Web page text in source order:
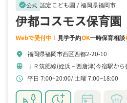
verified公式 認定こども園 /福岡県福岡市
伊都コスモス保育園
Webで受付中！ 見学予約OK一時保育相談
location_on 福岡県福岡市西区西都2-20-10
train ＪＲ筑肥線(姪浜－西唐津)今宿駅か
schedule 平日 7:00~20:00 土曜 7:00~18:00